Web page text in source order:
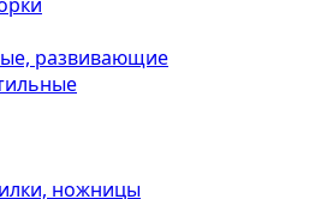
развивающие
ножницы